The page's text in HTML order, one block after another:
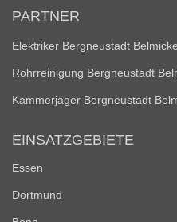
PARTNER
Elektriker Bergneustadt Belmicke
Rohrreinigung Bergneustadt
Kammerjäger Bergneustadt
EINSATZGEBIETE
Essen
Dortmund